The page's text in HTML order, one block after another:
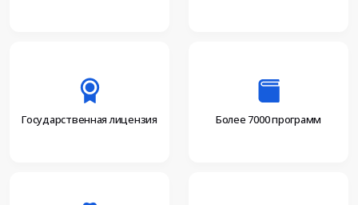
Государственная лицензия Более 7000 программ